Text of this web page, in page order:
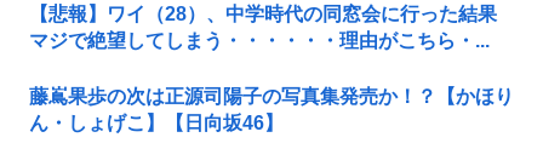
【悲報】ワイ（28）、中学時代の同窓会に行った結果
マジで絶望してしまう・・・・・・理由がこちら・...
藤嶌果歩の次は正源司陽子の写真集発売か！？【かほり
ん・しょげこ】【日向坂46】